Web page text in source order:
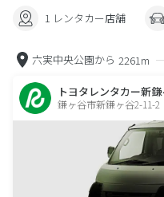
1 レンタカー店舗
六実中央公園から 2261m
トヨタレンタカー新
鎌ヶ谷市新鎌ヶ谷2-11-2